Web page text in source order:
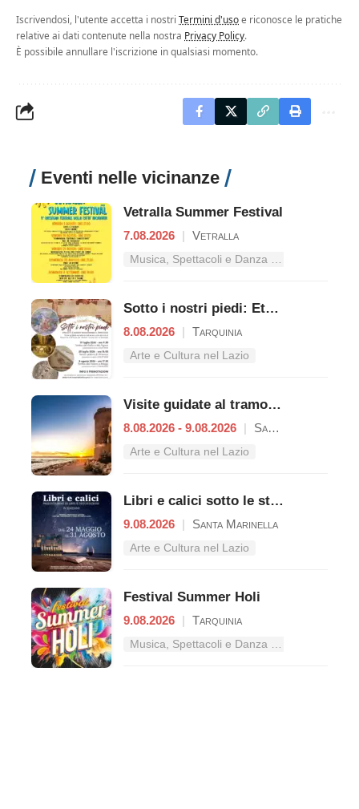
Iscrivendosi, l'utente accetta i nostri Termini d'usoe riconosce le pratiche
relative ai dati contenute nella nostra Privacy Policy.
È possibile annullare l'iscrizione in qualsiasi momento.
Eventi nelle vicinanze
Vetralla Summer Festival
7.08.2026 | Vetralla
Musica, Spettacoli e Danza nel Lazio
Sotto i nostri piedi: Etruschi e Romani raccontano il territori
8.08.2026 | Tarquinia
Arte e Cultura nel Lazio
Visite guidate al tramonto a Castello di Santa Severa
8.08.2026 - 9.08.2026 | Santa Marinella
Arte e Cultura nel Lazio
Libri e calici sotto le stelle del Castello
9.08.2026 | Santa Marinella
Arte e Cultura nel Lazio
Festival Summer Holi
9.08.2026 | Tarquinia
Musica, Spettacoli e Danza nel Lazio